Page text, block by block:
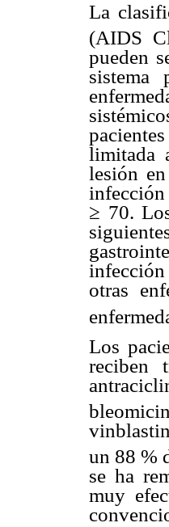
La
(AIDS
pueden
sistema
limitada
lesión
infección
≥ 70.
otras
Los
reciben
un 88 %
se ha
muy